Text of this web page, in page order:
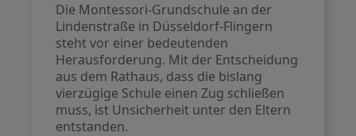
Die Montessori-Grundschule an der
Lindenstraße in Düsseldorf-Flingern
steht vor einer bedeutenden
Herausforderung. Mit der Entscheidung
aus dem Rathaus, dass die bislang
vierzügige Schule einen Zug schließen
muss, ist Unsicherheit unter den Eltern
entstanden.